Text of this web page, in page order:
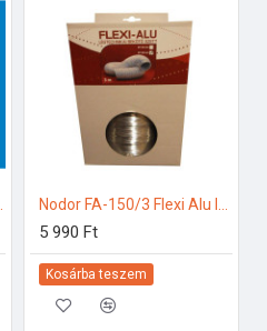
5 990 Ft
Kosárba teszem